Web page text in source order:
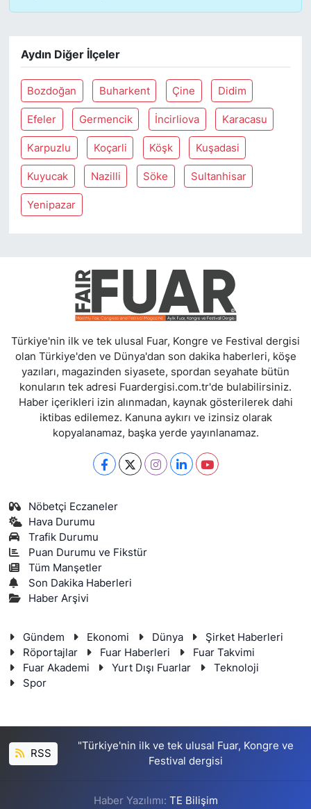
Aydın Diğer İlçeler
Bozdoğan Buharkent Çine Didim
Efeler Germencik İncirliova Karacasu
Karpuzlu Koçarli Köşk Kuşadasi
Kuyucak Nazilli Söke Sultanhisar
Yenipazar
Türkiye'nin ilk ve tek ulusal Fuar, Kongre ve Festival dergisi
olan Türkiye'den ve Dünya'dan son dakika haberleri, köşe
yazıları, magazinden siyasete, spordan seyahate bütün
konuların tek adresi Fuardergisi.com.tr'de bulabilirsiniz.
Haber içerikleri izin alınmadan, kaynak gösterilerek dahi
iktibas edilemez. Kanuna aykırı ve izinsiz olarak
kopyalanamaz, başka yerde yayınlanamaz.
Nöbetçi Eczaneler
Hava Durumu
Trafik Durumu
Puan Durumu ve Fikstür
Tüm Manşetler
Son Dakika Haberleri
Haber Arşivi
Gündem Ekonomi Dünya
Şirket Haberleri
Röportajlar
Fuar Haberleri
Fuar Takvimi
Fuar Akademi
Yurt Dışı Fuarlar
Teknoloji
Spor
RSS
"Türkiye'nin ilk ve tek ulusal Fuar, Kongre ve
Festival dergisi
Haber Yazılımı: TE Bilişim